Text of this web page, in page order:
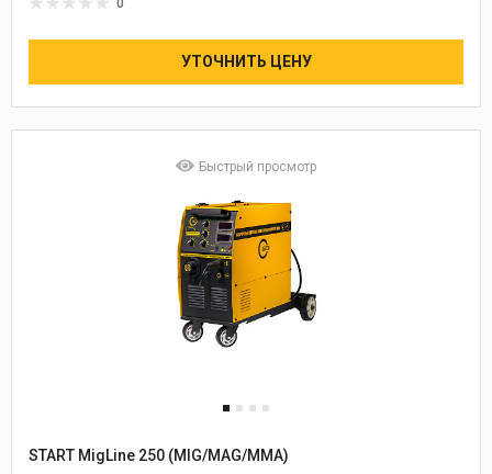
УТОЧНИТЬ ЦЕНУ
Быстрый просмотр
START MigLine 250 (MIG/MAG/MMA)